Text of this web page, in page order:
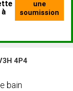
4P4
bain